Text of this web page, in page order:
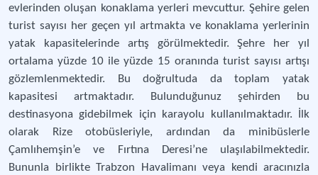
evlerinden oluşan konaklama yerleri mevcuttur. Şehire gelen
turist sayısı her geçen yıl artmakta ve konaklama yerlerinin
yatak kapasitelerinde artış görülmektedir. Şehre her yıl
ortalama yüzde 10 ile yüzde 15 oranında turist sayısı artışı
gözlemlenmektedir. Bu doğrultuda da toplam yatak
kapasitesi artmaktadır. Bulunduğunuz şehirden bu
destinasyona gidebilmek için karayolu kullanılmaktadır. İlk
olarak Rize otobüsleriyle, ardından da minibüslerle
Çamlıhemşin’e ve Fırtına Deresi’ne ulaşılabilmektedir.
Bununla birlikte Trabzon Havalimanı veya kendi aracınızla